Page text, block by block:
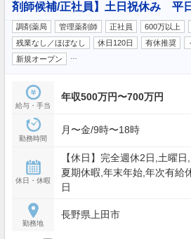
剤師候補/正社員】土日祝休み 平
調剤薬局 管理薬剤師 正社員 600万以上
残業なし／ほぼなし
休日120日 有休推奨
新規オープン
給与・手当
年収500万円〜700万円
勤務時間
月〜金/9時〜18時
休日・休暇
【休日】完全週休2日,土曜
夏期休暇,年末年始,年次有
日
勤務地
長野県上田市